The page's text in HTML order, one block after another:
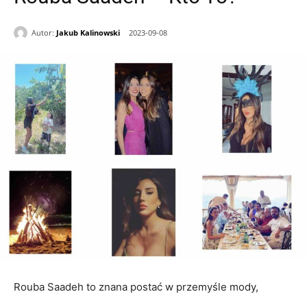
Autor: Jakub Kalinowski 2023-09-08
Rouba Saadeh to znana postać w przemyśle mody,